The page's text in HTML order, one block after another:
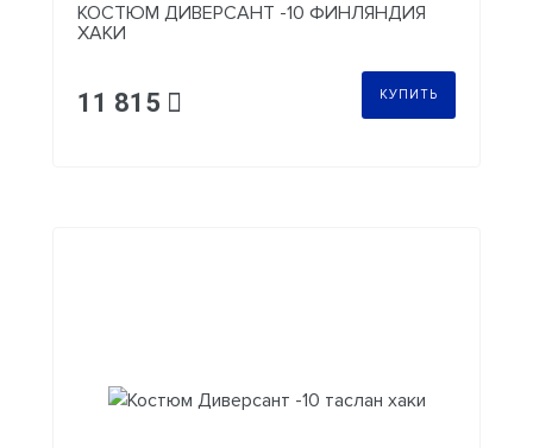
КОСТЮМ ДИВЕРСАНТ -10 ФИНЛЯНДИЯ
ХАКИ
11 815 КУПИТЬ